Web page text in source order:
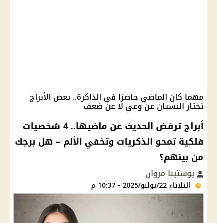
مهما كان الماضي حاضرًا في الذاكرة.. بعض الأبراج
تختار النسيان عن وعي لا عن ضعف
أبراج ترفض الحديث عن ماضيها.. 4 شخصيات
فلكية تمحو الذكريات وتخفي الألم – هل برجك
من بينهم؟
يوستينا مروان
الثلاثاء 22/يوليو/2025 - 10:37 م